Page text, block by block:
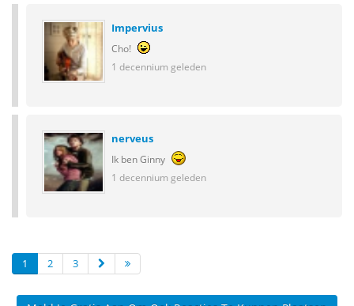
Impervius
Cho!
1 decennium geleden
nerveus
Ik ben Ginny
1 decennium geleden
1 2 3